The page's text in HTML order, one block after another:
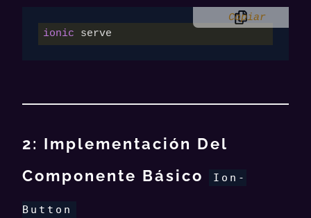
Copiar
ionic serve
2: Implementación Del
Componente Básico
Ion-
Button